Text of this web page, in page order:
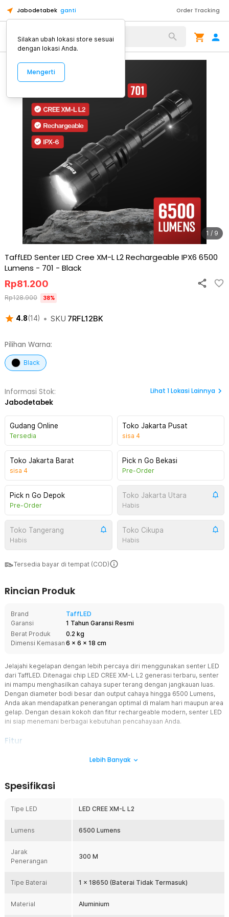
Jabodetabek ganti Order Tracking
Alat Kopi
1 / 9
TaffLED Senter LED Cree XM-L L2 Rechargeable IPX6 6500
Lumens - 701 - Black
4.8(14) • SKU 7RFL12BK
Rp81.200
Rp128.900 38%
Pilihan Warna:
Black
Informasi Stok:
Jabodetabek
Lihat 1Lokasi Lainnya
Gudang Online
Tersedia
Toko Jakarta Pusat
sisa 4
Toko Jakarta Barat
sisa 4
Pick n Go Bekasi
Pre-Order
Pick n Go Depok
Pre-Order
Toko Jakarta Utara
Habis
Toko Tangerang
Habis
Toko Cikupa
Habis
Tersedia bayar di tempat (COD)
Rincian Produk
Brand
TaffLED
Garansi
1 Tahun Garansi Resmi
Berat Produk
0.2 kg
Dimensi Kemasan 6 x 6 x 18 cm
Jelajahi kegelapan dengan lebih percaya diri menggunakan senter LED
dari TaffLED. Ditenagai chip LED CREE XM-L L2 generasi terbaru, senter
ini mampu menghasilkan cahaya super terang dengan jangkauan luas.
Dengan diameter bodi besar dan output cahaya hingga 6500 Lumens,
Anda akan mendapatkan penerangan optimal di malam hari maupun area
gelap. Dengan desain kokoh dan fitur rechargeable modern, senter LED
ini siap menemani berbagai kebutuhan pencahayaan Anda.
Fitur
Teknologi LED CREE XM-L L2
Teknologi ini mampu menghasilkan sorotan yang lebih fokus dan
stabil untuk membantu visibilitas di area gelap. Sangat cocok
digunakan untuk kegiatan outdoor maupun penggunaan
Output cahaya hingga 6500 Lumens memberikan pencahayaan
yang sangat terang untuk berbagai kondisi. Jangkauan sinar hingga
300 M memudahkan Anda melihat objek dari jarak jauh saat patroli,
meningkatkan keamanan dan kenyamanan saat beraktivitas di area
ruangan maupun penggunaan darurat.
Lebih Banyak
Spesifikasi
Tipe LED LED CREE XM-L L2
Lumens 6500 Lumens
Jarak
Penerangan
300 M
Tipe Baterai 1 x 18650 (Baterai Tidak Termasuk)
Material Aluminium
Silakan ubah lokasi store sesuai
dengan lokasi Anda.
Mengerti